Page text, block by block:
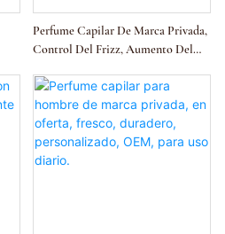
Perfume Capilar De Marca Privada,
Control Del Frizz, Aumento Del
Vainilla.